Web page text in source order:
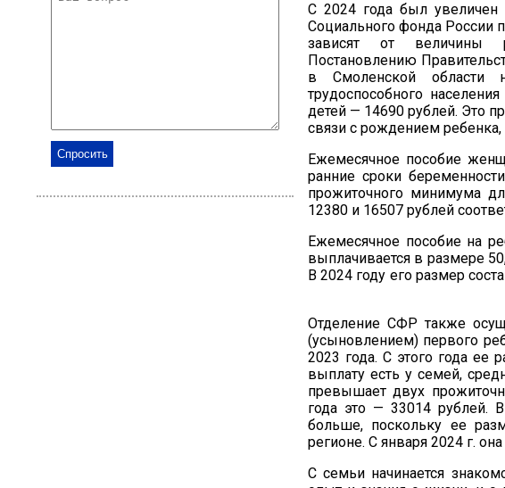
С 2024 года был увеличен
Социального фонда России
зависят от величины
Постановлению
в Смоленской области
трудоспособного
детей — 14690 рублей. Это
связи с рождением
Ежемесячное пособие
ранние сроки
прожиточного минимума
12380 и 16507 рублей
Ежемесячное пособие на
выплачивается в размере
В 2024 году его размер
Отделение СФР также
(усыновлением) первого
2023 года. С этого года ее
выплату есть у семей,
превышает двух
года это — 33014 рублей.
больше, поскольку ее
регионе. С января 2024 г.
С семьи начинается